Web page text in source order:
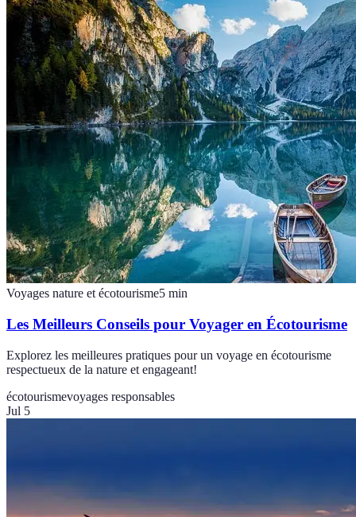
Voyages nature et écotourisme5 min
Les Meilleurs Conseils pour Voyager en Écotourisme
Explorez les meilleures pratiques pour un voyage en écotourisme
respectueux de la nature et engageant!
écotourismevoyages responsables
Jul 5